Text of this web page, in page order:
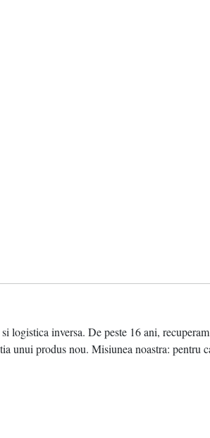
inversa. De peste 16 ani,
unui produs nou. Misiunea noastra: